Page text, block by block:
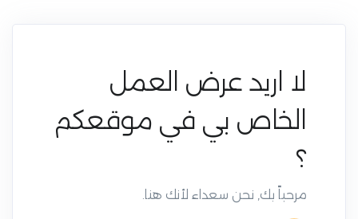
لا اريد عرض العمل
الخاص بي في موقعكم
؟
مرحباً بك, نحن سعداء لأنك هنا.